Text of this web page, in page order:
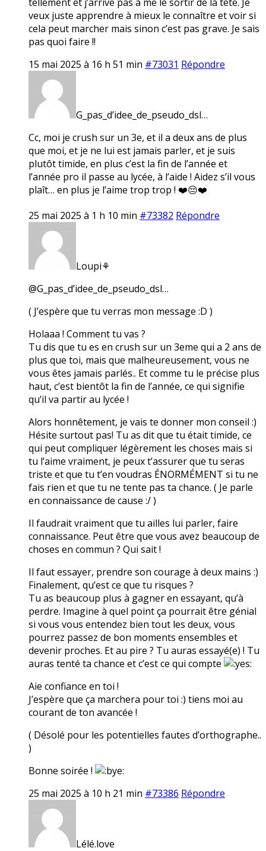
veux juste apprendre à mieux le connaître et voir si
cela peut marcher mais sinon c’est pas grave. Je sais
pas quoi faire !!
15 mai 2025 à 16 h 51 min #73031 Répondre
G_pas_d’idee_de_pseudo_dsl…
Cc, moi je crush sur un 3e, et il a deux ans de plus
que moi, et je ne lui est jamais parler, et je suis
plutôt timide, en plus c’est la fin de l’année et
l’année pro il passe au lycée, à l’aide ! Aidez s’il vous
plaît… en plus je l’aime trop trop ! ❤️😔❤️
25 mai 2025 à 1 h 10 min #73382 Répondre
Loupi⚘️
@G_pas_d’idee_de_pseudo_dsl…
( J’espère que tu verras mon message :D )
Holaaa ! Comment tu vas ?
Tu dis que tu es en crush sur un 3eme qui a 2 ans de
plus que toi, mais que malheureusement, vous ne
vous êtes jamais parlés.. Et comme tu le précise plus
haut, c’est bientôt la fin de l’année, ce qui signifie
qu’il va partir au lycée !
Alors honnêtement, je vais te donner mon conseil :)
Hésite surtout pas! Tu as dit que tu était timide, ce
qui peut compliquer légèrement les choses mais si
tu l’aime vraiment, je peux t’assurer que tu seras
triste et que tu t’en voudras ÉNORMÉMENT si tu ne
fais rien et que tu ne tente pas ta chance. ( Je parle
en connaissance de cause :/ )
Il faudrait vraiment que tu ailles lui parler, faire
connaissance. Peut être que vous avez beaucoup de
choses en commun ? Qui sait !
Il faut essayer, prendre son courage à deux mains :)
Finalement, qu’est ce que tu risques ?
Tu as beaucoup plus à gagner en essayant, qu’à
perdre. Imagine à quel point ça pourrait être génial
si vous vous entendez bien tout les deux, vous
pourrez passez de bon moments ensembles et
devenir proches. Et au pire ? Tu auras essayé(e) ! Tu
auras tenté ta chance et c’est ce qui compte
Aie confiance en toi !
J’espère que ça marchera pour toi :) tiens moi au
courant de ton avancée !
( Désolé pour les potentielles fautes d’orthographe..
)
Bonne soirée !
25 mai 2025 à 10 h 21 min #73386 Répondre
Lélé.love